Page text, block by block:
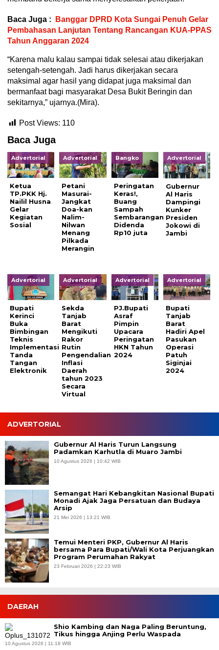
Baca Juga :
Banggar DPRD Kota Sungai Penuh Gelar
Pembahasan Lanjutan Tentang Rancangan KUA-PPAS
Tahun Anggaran 2024
“Karena malu kalau sampai tidak selesai atau dikerjakan
setengah-setengah. Jadi harus dikerjakan secara
maksimal agar hasil yang didapat juga maksimal dan
bermanfaat bagi masyarakat Desa Bukit Beringin dan
sekitarnya,” ujarnya.(Mira).
Post Views: 110
Baca Juga
Advertorial
Ketua
TP.PKK Hj.
Nailil Husna
Gelar
Kegiatan
Sosial
Advertorial
Petani
Masurai-
Jangkat
Doa-kan
Nalim-
Nilwan
Menang
Pilkada
Merangin
Bangko
Peringatan
Keras!,
Buang
Sampah
Sembarangan
Didenda
Rp10 juta
Advertorial
Gubernur
Al Haris
Dampingi
Kunker
Presiden
Jokowi di
Jambi
Advertorial
Bupati
Kerinci
Buka
Bimbingan
Teknis
Implementasi
Tanda
Tangan
Elektronik
Advertorial
Sekda
Tanjab
Barat
Mengikuti
Rakor
Rutin
Pengendalian
Inflasi
Daerah
tahun 2023
Secara
Virtual
Advertorial
PJ.Bupati
Asraf
Pimpin
Upacara
Peringatan
HKN Tahun
2024
Advertorial
Bupati
Tanjab
Barat
Hadiri Apel
Pasukan
Operasi
Patuh
Siginjai
2024
ADVERTORIAL
Gubernur Al Haris Turun Langsung
Padamkan Karhutla di Muaro Jambi
10 Agustus 2026 | 10:42 WIB
Semangat Hari Kebangkitan Nasional Bupati
Monadi Ajak Jaga Persatuan dan Budaya
Arsip
21 Mei 2026 | 13:21 WIB
Temui Menteri PKP, Gubernur Al Haris
bersama Para Bupati/Wali Kota Perjuangkan
Program Perumahan Rakyat
23 Februari 2026 | 22:23 WIB
DAERAH
Shio Kambing dan Naga Paling Beruntung,
Tikus hingga Anjing Perlu Waspada
10 Agustus 2026 | 11:18 WIB